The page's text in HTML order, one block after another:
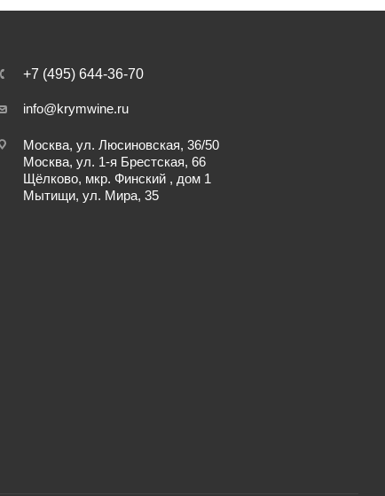
+7 (495) 644-36-70
info@krymwine.ru
Москва, ул. Люсиновская, 36/50
Москва, ул. 1-я Брестская, 66
Щёлково, мкр. Финский , дом 1
Мытищи, ул. Мира, 35